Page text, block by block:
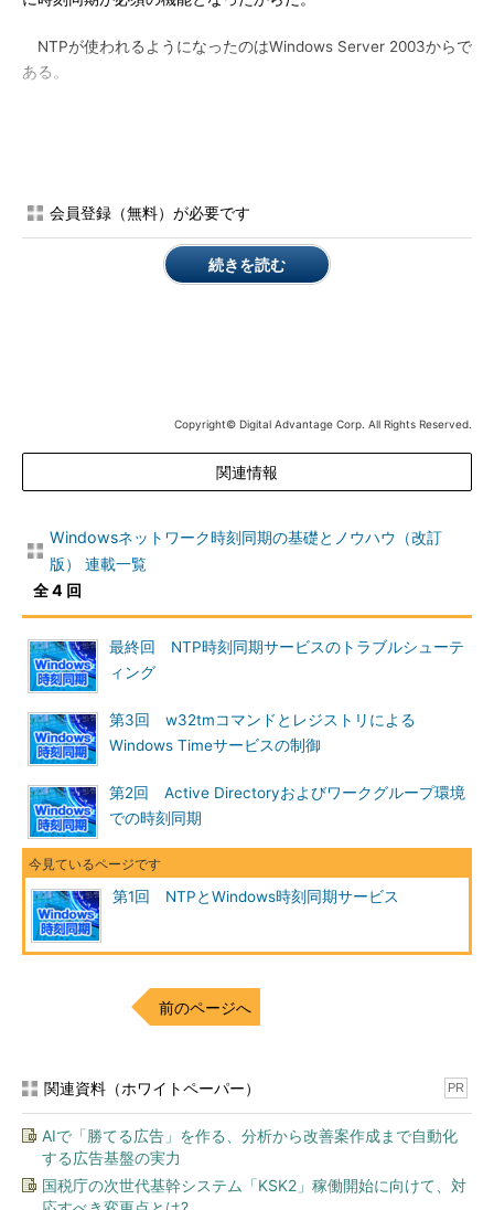
NTPが使われるようになったのはWindows Server 2003からで
ある。
することで、正確さを維持しようとする。例えばslewモードで動
作する際、どんなに多くても1秒間に0.5msしか時刻のずれを調
整しない（だから1日に最大でも43秒しか時刻をずらすことがで
いうことが重視され、正確さの維持についてはUNIX系のntpdほ
れていると、できるだけ早く時刻を合わせるため、時刻を一気に
ずらして調整する。その結果、NTPサーバとしての信頼性が損な
このように同じNTPプロトコルに準拠したプログラムでも、も
のによって動作が違う、という背景は理解しておく必要があるだ
ろう。
時刻同期における時間のずれの例
式での時刻同期の観測例。「w32tm /stripchart」
コマンドで時刻のずれを1秒ごとに計測してグラフ
にしている。「o:（offset:の略。指定したサーバ
とのずれ）」の値を見ると、1秒ごとに、約30ms
ずつOffsetが減少しており、30ms程度でslewし
証が適切に行えるといった、「Active Directory認証に必要な範
囲で、問題なく使える」程度を目標として実装している。UNIX
のntpdのような、高精度なNTPサーバを構築することは目標とし
ていない。このことは次のドキュメントにもはっきりと書かれて
いる。
会員登録（無料）が必要です
続きを読む
Copyright© Digital Advantage Corp. All Rights Reserved.
関連情報
Windowsネットワーク時刻同期の基礎とノウハウ（改訂
版） 連載一覧
全 4 回
最終回 NTP時刻同期サービスのトラブルシューテ
ィング
第3回 w32tmコマンドとレジストリによる
Windows Timeサービスの制御
第2回 Active Directoryおよびワークグループ環境
での時刻同期
第1回 NTPとWindows時刻同期サービス
前のページへ
関連資料（ホワイトペーパー） PR
AIで「勝てる広告」を作る、分析から改善案作成まで自動化
する広告基盤の実力
国税庁の次世代基幹システム「KSK2」稼働開始に向けて、対